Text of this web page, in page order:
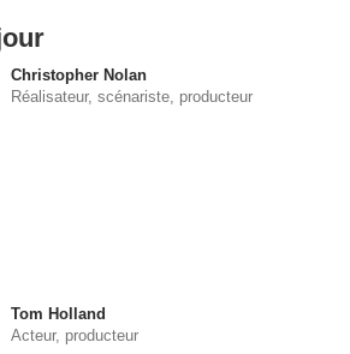
Christopher Nolan
Réalisateur, scénariste, producteur
Tom Holland
Acteur, producteur